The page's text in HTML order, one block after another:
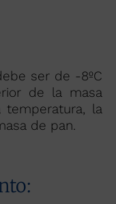
ser de -8ºC
de la masa
temperatura, la
de pan.